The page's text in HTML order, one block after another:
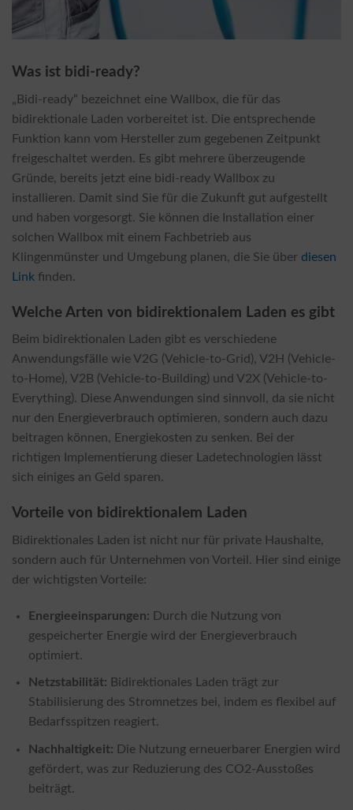
Was ist bidi-ready?
„Bidi-ready“ bezeichnet eine Wallbox, die für das
bidirektionale Laden vorbereitet ist. Die entsprechende
Funktion kann vom Hersteller zum gegebenen Zeitpunkt
freigeschaltet werden. Es gibt mehrere überzeugende
Gründe, bereits jetzt eine bidi-ready Wallbox zu
installieren. Damit sind Sie für die Zukunft gut aufgestellt
und haben vorgesorgt. Sie können die Installation einer
solchen Wallbox mit einem Fachbetrieb aus
Klingenmünster und Umgebung planen, die Sie über diesen
Link finden.
Welche Arten von bidirektionalem Laden es gibt
Beim bidirektionalen Laden gibt es verschiedene
Anwendungsfälle wie V2G (Vehicle-to-Grid), V2H (Vehicle-
to-Home), V2B (Vehicle-to-Building) und V2X (Vehicle-to-
Everything). Diese Anwendungen sind sinnvoll, da sie nicht
nur den Energieverbrauch optimieren, sondern auch dazu
beitragen können, Energiekosten zu senken. Bei der
richtigen Implementierung dieser Ladetechnologien lässt
sich einiges an Geld sparen.
Vorteile von bidirektionalem Laden
Bidirektionales Laden ist nicht nur für private Haushalte,
sondern auch für Unternehmen von Vorteil. Hier sind einige
der wichtigsten Vorteile:
Energieeinsparungen: Durch die Nutzung von
gespeicherter Energie wird der Energieverbrauch
optimiert.
Netzstabilität: Bidirektionales Laden trägt zur
Stabilisierung des Stromnetzes bei, indem es flexibel auf
Bedarfsspitzen reagiert.
Nachhaltigkeit: Die Nutzung erneuerbarer Energien wird
gefördert, was zur Reduzierung des CO2-Ausstoßes
beiträgt.